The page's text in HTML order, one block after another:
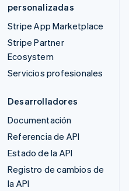
personalizadas
Stripe App Marketplace
Stripe Partner
Ecosystem
Servicios profesionales
Desarrolladores
Documentación
Referencia de API
Estado de la API
Registro de cambios de
la API